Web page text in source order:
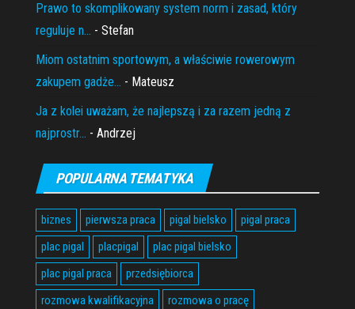
Prawo to skomplikowany system norm i zasad, który
reguluje n... - Stefan
Miom ostatnim sportowym, a właściwie rowerowym
zakupem gadże... - Mateusz
Ja z kolei uważam, że najlepszą i za razem jedną z
najprostr... - Andrzej
POPULARNA TEMATYKA
biznes pierwsza praca pigal bielsko
pigal praca
plac pigal
placpigal
plac pigal bielsko
plac pigal praca
przedsiębiorca
rozmowa kwalifikacyjna
rozmowa o pracę